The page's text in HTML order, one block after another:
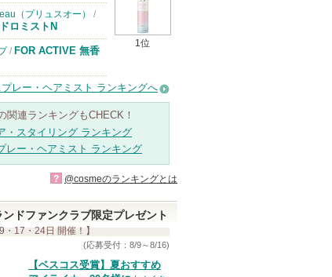
1位
（プリュスオー） /
ロミストN
/ FOR ACTIVE 無香
レー・ヘアミスト ランキングへ
関連ランキングもCHECK！
・スタイリング ランキング
レー・ヘアミスト ランキング
? @cosmeのランキングとは
ンドファンクラブ限定プレゼント
・17・24日 開催！】
(応募受付：8/9～8/16)
【ベスコス受賞】夏おすすめ